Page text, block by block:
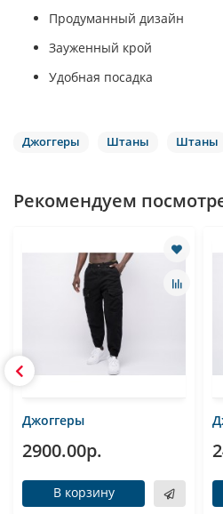
Продуманный дизайн
Зауженный крой
Удобная посадка
Джоггеры Штаны Штаны
Рекомендуем
Джоггеры
2900.00р.
В корзину